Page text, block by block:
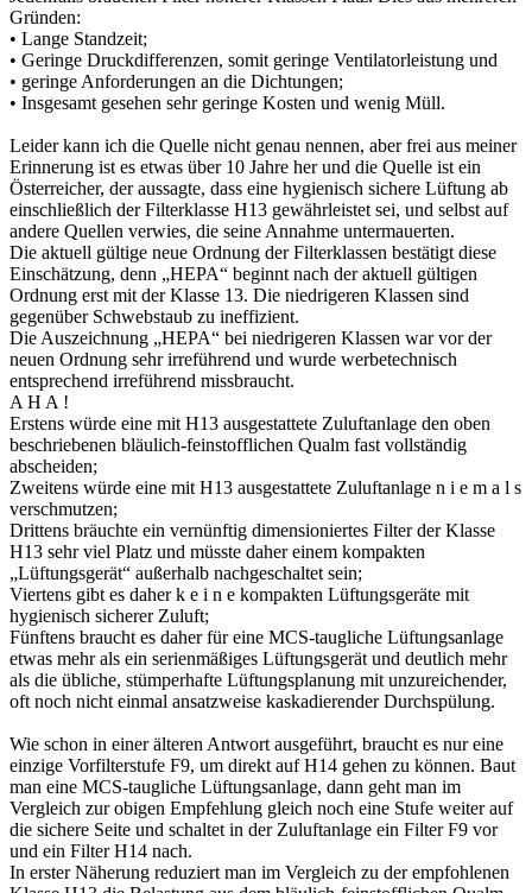
Gründen:
• Lange Standzeit;
• Geringe Druckdifferenzen, somit geringe Ventilatorleistung und
• geringe Anforderungen an die Dichtungen;
• Insgesamt gesehen sehr geringe Kosten und wenig Müll.
Leider kann ich die Quelle nicht genau nennen, aber frei aus meiner
Erinnerung ist es etwas über 10 Jahre her und die Quelle ist ein
Österreicher, der aussagte, dass eine hygienisch sichere Lüftung ab
einschließlich der Filterklasse H13 gewährleistet sei, und selbst auf
andere Quellen verwies, die seine Annahme untermauerten.
Die aktuell gültige neue Ordnung der Filterklassen bestätigt diese
Einschätzung, denn „HEPA“ beginnt nach der aktuell gültigen
Ordnung erst mit der Klasse 13. Die niedrigeren Klassen sind
gegenüber Schwebstaub zu ineffizient.
Die Auszeichnung „HEPA“ bei niedrigeren Klassen war vor der
neuen Ordnung sehr irreführend und wurde werbetechnisch
entsprechend irreführend missbraucht.
A H A !
Erstens würde eine mit H13 ausgestattete Zuluftanlage den oben
beschriebenen bläulich-feinstofflichen Qualm fast vollständig
abscheiden;
Zweitens würde eine mit H13 ausgestattete Zuluftanlage n i e m a l s
verschmutzen;
Drittens bräuchte ein vernünftig dimensioniertes Filter der Klasse
H13 sehr viel Platz und müsste daher einem kompakten
„Lüftungsgerät“ außerhalb nachgeschaltet sein;
Viertens gibt es daher k e i n e kompakten Lüftungsgeräte mit
hygienisch sicherer Zuluft;
Fünftens braucht es daher für eine MCS-taugliche Lüftungsanlage
etwas mehr als ein serienmäßiges Lüftungsgerät und deutlich mehr
als die übliche, stümperhafte Lüftungsplanung mit unzureichender,
oft noch nicht einmal ansatzweise kaskadierender Durchspülung.
Wie schon in einer älteren Antwort ausgeführt, braucht es nur eine
einzige Vorfilterstufe F9, um direkt auf H14 gehen zu können. Baut
man eine MCS-taugliche Lüftungsanlage, dann geht man im
Vergleich zur obigen Empfehlung gleich noch eine Stufe weiter auf
die sichere Seite und schaltet in der Zuluftanlage ein Filter F9 vor
und ein Filter H14 nach.
In erster Näherung reduziert man im Vergleich zu der empfohlenen